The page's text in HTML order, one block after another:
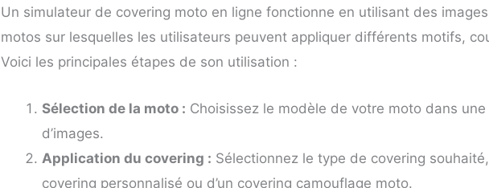
Un simulateur de covering moto en ligne fonctionne en utilisant des
motos sur lesquelles les utilisateurs peuvent appliquer différents motifs,
Voici les principales étapes de son utilisation :
Sélection de la moto : Choisissez le modèle de votre moto dans
d’images.
Application du covering : Sélectionnez le type de covering souhaité,
covering personnalisé ou d’un covering camouflage moto.